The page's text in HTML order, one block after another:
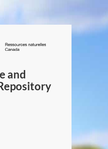
/
Canada
and